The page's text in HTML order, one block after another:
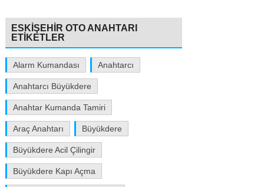
ESKIŞEHIR OTO ANAHTARI
ETIKETLER
Alarm Kumandası Anahtarcı
Anahtarcı Büyükdere
Anahtar Kumanda Tamiri
Araç Anahtarı Büyükdere
Büyükdere Acil Çilingir
Büyükdere Kapı Açma